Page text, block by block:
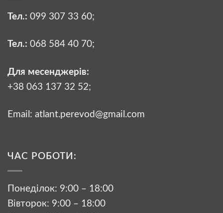
Тел.: 099 307 33 60;
Тел.: 068 584 40 70;
Для месенджерів:
+38 063 137 32 52;
Email: atlant.perevod@gmail.com
ЧАС РОБОТИ:
Понеділок: 9:00 – 18:00
Вівторок: 9:00 – 18:00